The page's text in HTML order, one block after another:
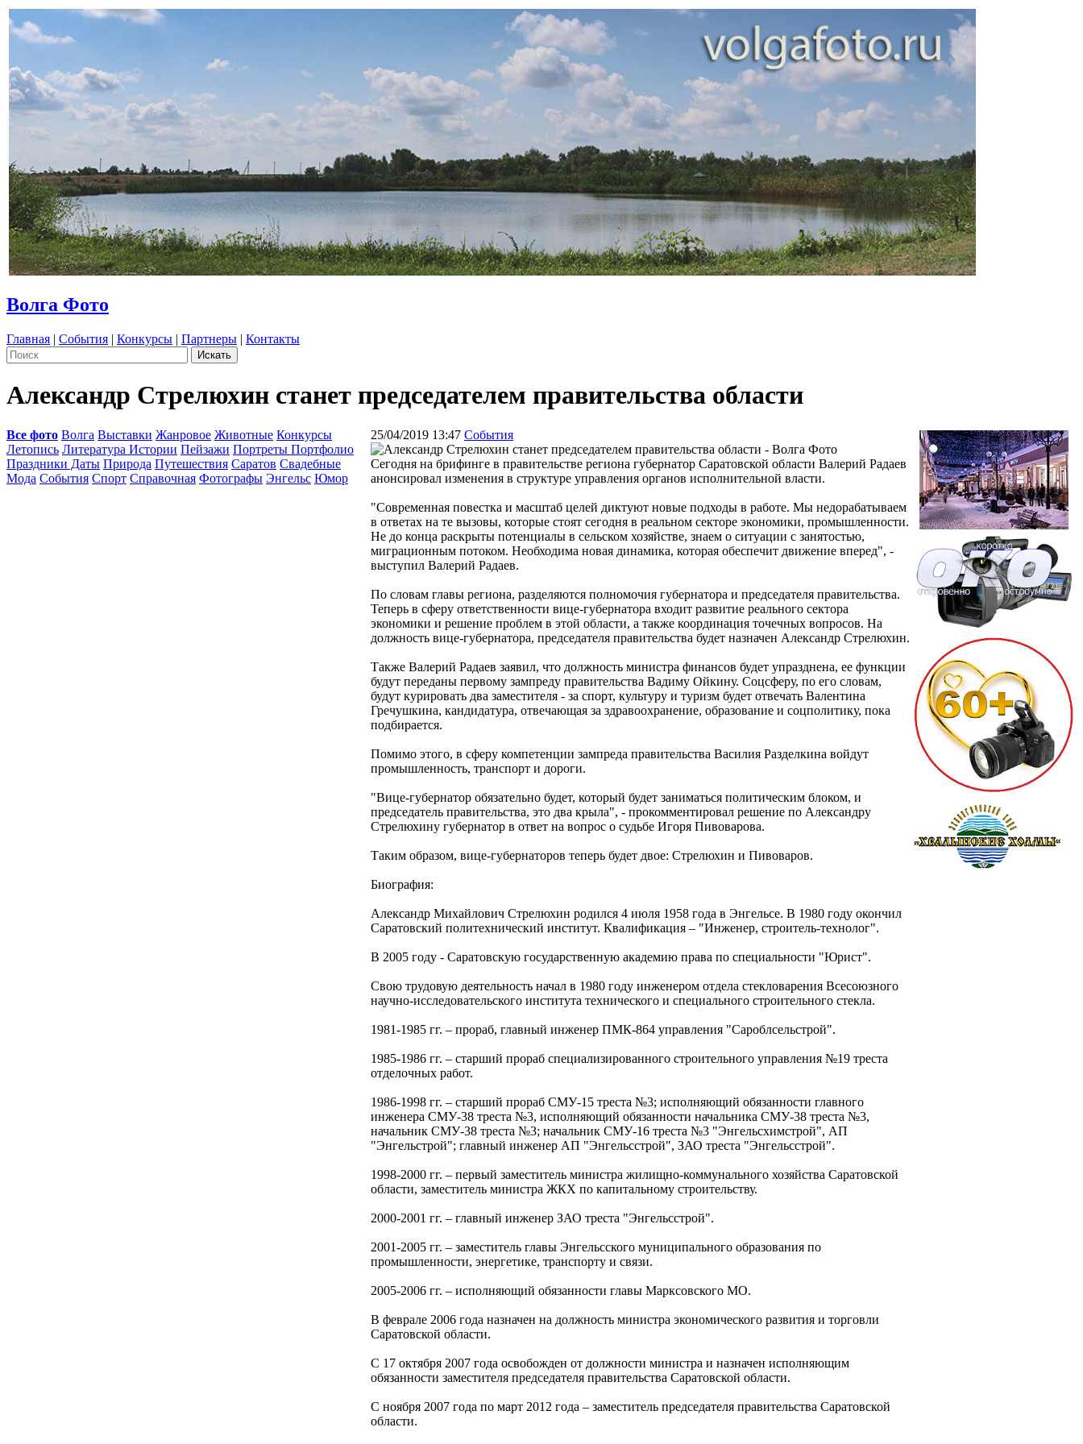
Волга Фото
Главная | События | Конкурсы | Партнеры | Контакты
Александр Стрелюхин станет председателем правительства области
Все фото Волга Выставки Жанровое Животные Конкурсы
Летопись Литература Истории Пейзажи Портреты Портфолио
Праздники Даты Природа Путешествия Саратов Свадебные
Мода События Спорт Справочная Фотографы Энгельс Юмор
25/04/2019 13:47 События
Сегодня на брифинге в правительстве региона губернатор Саратовской области Валерий Радаев
анонсировал изменения в структуре управления органов исполнительной власти.
"Современная повестка и масштаб целей диктуют новые подходы в работе. Мы недорабатываем
в ответах на те вызовы, которые стоят сегодня в реальном секторе экономики, промышленности.
Не до конца раскрыты потенциалы в сельском хозяйстве, знаем о ситуации с занятостью,
миграционным потоком. Необходима новая динамика, которая обеспечит движение вперед", -
выступил Валерий Радаев.
По словам главы региона, разделяются полномочия губернатора и председателя правительства.
Теперь в сферу ответственности вице-губернатора входит развитие реального сектора
экономики и решение проблем в этой области, а также координация точечных вопросов. На
должность вице-губернатора, председателя правительства будет назначен Александр Стрелюхин.
Также Валерий Радаев заявил, что должность министра финансов будет упразднена, ее функции
будут переданы первому зампреду правительства Вадиму Ойкину. Соцсферу, по его словам,
будут курировать два заместителя - за спорт, культуру и туризм будет отвечать Валентина
Гречушкина, кандидатура, отвечающая за здравоохранение, образование и соцполитику, пока
подбирается.
Помимо этого, в сферу компетенции зампреда правительства Василия Разделкина войдут
промышленность, транспорт и дороги.
"Вице-губернатор обязательно будет, который будет заниматься политическим блоком, и
председатель правительства, это два крыла", - прокомментировал решение по Александру
Стрелюхину губернатор в ответ на вопрос о судьбе Игоря Пивоварова.
Таким образом, вице-губернаторов теперь будет двое: Стрелюхин и Пивоваров.
Биография:
Александр Михайлович Стрелюхин родился 4 июля 1958 года в Энгельсе. В 1980 году окончил
Саратовский политехнический институт. Квалификация – "Инженер, строитель-технолог".
В 2005 году - Саратовскую государственную академию права по специальности "Юрист".
Свою трудовую деятельность начал в 1980 году инженером отдела стекловарения Всесоюзного
научно-исследовательского института технического и специального строительного стекла.
1981-1985 гг. – прораб, главный инженер ПМК-864 управления "Сароблсельстрой".
1985-1986 гг. – старший прораб специализированного строительного управления №19 треста
отделочных работ.
1986-1998 гг. – старший прораб СМУ-15 треста №3; исполняющий обязанности главного
инженера СМУ-38 треста №3, исполняющий обязанности начальника СМУ-38 треста №3,
начальник СМУ-38 треста №3; начальник СМУ-16 треста №3 "Энгельсхимстрой", АП
"Энгельстрой"; главный инженер АП "Энгельсстрой", ЗАО треста "Энгельсстрой".
1998-2000 гг. – первый заместитель министра жилищно-коммунального хозяйства Саратовской
области, заместитель министра ЖКХ по капитальному строительству.
2000-2001 гг. – главный инженер ЗАО треста "Энгельсстрой".
2001-2005 гг. – заместитель главы Энгельсского муниципального образования по
промышленности, энергетике, транспорту и связи.
2005-2006 гг. – исполняющий обязанности главы Марксовского МО.
В феврале 2006 года назначен на должность министра экономического развития и торговли
Саратовской области.
С 17 октября 2007 года освобожден от должности министра и назначен исполняющим
обязанности заместителя председателя правительства Саратовской области.
С ноября 2007 года по март 2012 года – заместитель председателя правительства Саратовской
области.